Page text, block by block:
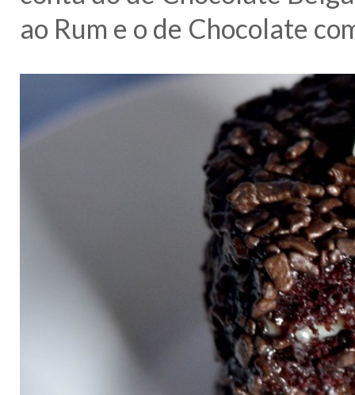
ao Rum e o de Chocolate